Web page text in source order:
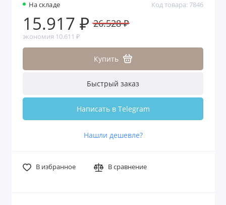
На складе Код товара: 7846
15.917 ₽ 26.528 ₽
экономия 10.611 ₽
Купить
Быстрый заказ
Написать в Telegram
Нашли дешевле?
В избранное В сравнение